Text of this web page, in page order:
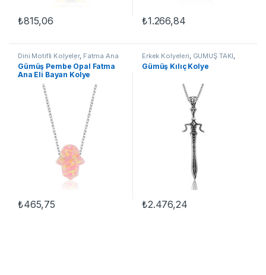
₺815,06 ₺1.266,84
Dini Motifli Kolyeler, Fatma Ana
Eli Kolyeler GÜMÜŞ TAKI Kadın
Kolyeleri ,Kolye
Gümüş Pembe Opal Fatma
Ana Eli Bayan Kolye
₺465,75
Erkek Kolyeleri GÜMÜŞ TAKI
Kılıç Kolyeler Kolye
Gümüş Kılıç Kolye
₺2.476,24